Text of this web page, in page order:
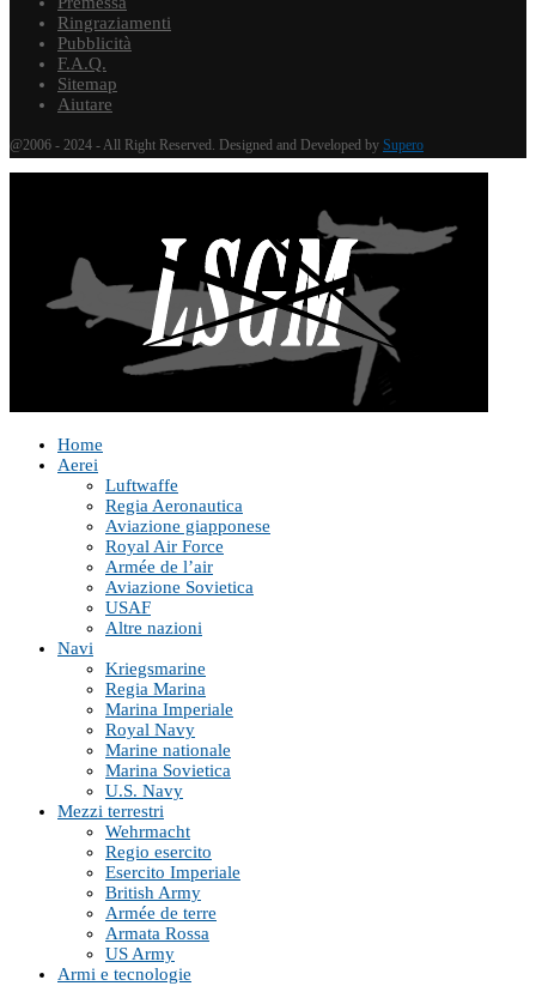
Ringraziamenti
Pubblicità
F.A.Q.
Sitemap
Aiutare
@2006 - 2024 - All Right Reserved. Designed and Developed by Supero
Home
Aerei
Luftwaffe
Regia Aeronautica
Aviazione giapponese
Royal Air Force
Armée de l’air
Aviazione Sovietica
USAF
Altre nazioni
Navi
Kriegsmarine
Regia Marina
Marina Imperiale
Royal Navy
Marine nationale
Marina Sovietica
U.S. Navy
Mezzi terrestri
Wehrmacht
Regio esercito
Esercito Imperiale
British Army
Armée de terre
Armata Rossa
US Army
Armi e tecnologie